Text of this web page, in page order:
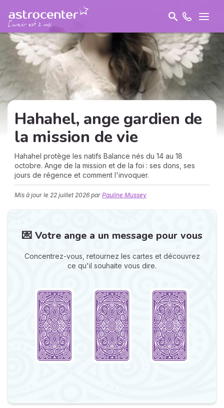
Hahahel, ange gardien de
la mission de vie
Hahahel protège les natifs Balance nés du 14 au 18
octobre. Ange de la mission et de la foi : ses dons, ses
jours de régence et comment l'invoquer.
Mis à jour le 22 juillet 2026 par Pauline Mussey
💌 Votre ange a un message pour vous
Concentrez-vous, retournez les cartes et découvrez
ce qu'il souhaite vous dire.